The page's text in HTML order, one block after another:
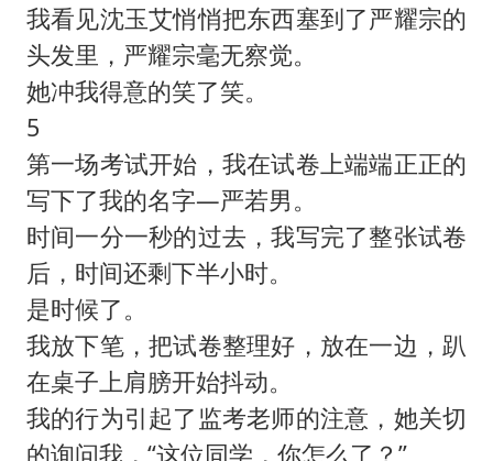
我看见沈玉艾悄悄把东西塞到了严耀宗的
头发里，严耀宗毫无察觉。
她冲我得意的笑了笑。
5
第一场考试开始，我在试卷上端端正正的
写下了我的名字—严若男。
时间一分一秒的过去，我写完了整张试卷
后，时间还剩下半小时。
是时候了。
我放下笔，把试卷整理好，放在一边，趴
在桌子上肩膀开始抖动。
我的行为引起了监考老师的注意，她关切
的询问我，“这位同学，你怎么了？”